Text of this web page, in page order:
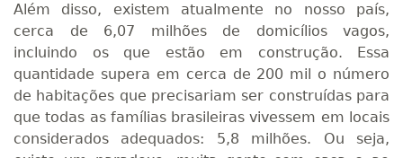
Além disso, existem atualmente no nosso país,
cerca de 6,07 milhões de domicílios vagos,
incluindo os que estão em construção. Essa
quantidade supera em cerca de 200 mil o número
de habitações que precisariam ser construídas para
que todas as famílias brasileiras vivessem em locais
considerados adequados: 5,8 milhões. Ou seja,